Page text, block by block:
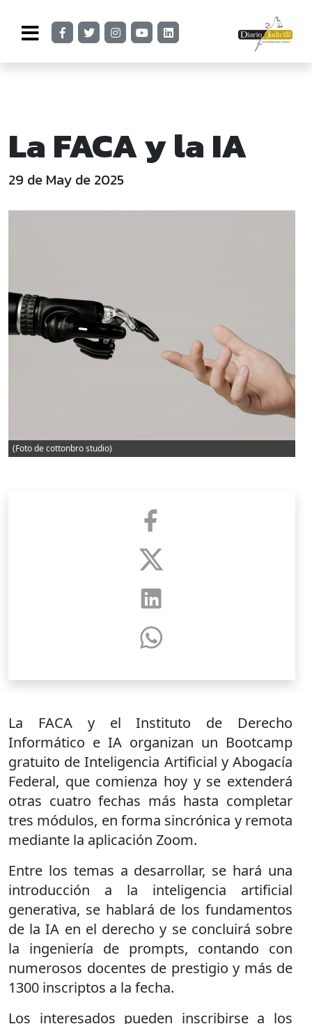
La FACA y la IA
29 de May de 2025
(Foto de cottonbro studio)
La FACA y el Instituto de Derecho
Informático e IA organizan un Bootcamp
gratuito de Inteligencia Artificial y Abogacía
Federal, que comienza hoy y se extenderá
otras cuatro fechas más hasta completar
tres módulos, en forma sincrónica y remota
mediante la aplicación Zoom.
Entre los temas a desarrollar, se hará una
introducción a la inteligencia artificial
generativa, se hablará de los fundamentos
de la IA en el derecho y se concluirá sobre
la ingeniería de prompts, contando con
numerosos docentes de prestigio y más de
1300 inscriptos a la fecha.
Los interesados pueden inscribirse a los